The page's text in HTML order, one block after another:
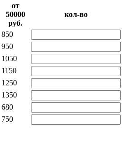
от
50000­
руб.
кол-во
850
950
1050
1150
1250
1350
680
750